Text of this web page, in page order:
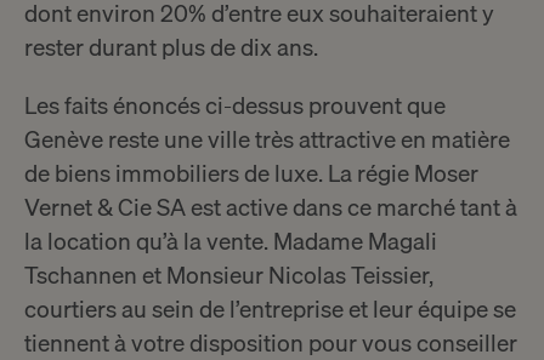
dont environ 20% d’entre eux souhaiteraient y
rester durant plus de dix ans.
Les faits énoncés ci-dessus prouvent que
Genève reste une ville très attractive en matière
de biens immobiliers de luxe. La régie Moser
Vernet & Cie SA est active dans ce marché tant à
la location qu’à la vente. Madame Magali
Tschannen et Monsieur Nicolas Teissier,
courtiers au sein de l’entreprise et leur équipe se
tiennent à votre disposition pour vous conseiller